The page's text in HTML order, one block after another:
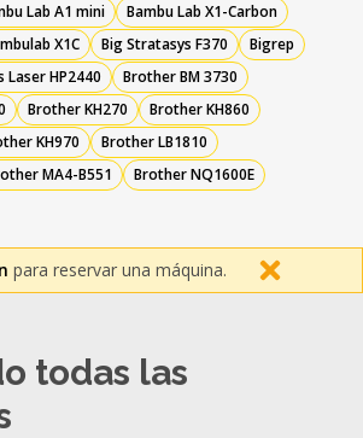
Lab A1 mini
Bambu Lab X1-Carbon
X1C Big Stratasys F370
Bigrep
Laser HP2440
Brother BM 3730
Brother KH270
Brother KH860
KH970
Brother LB1810
MA4-B551
Brother NQ1600E
para reservar una máquina.
todas las